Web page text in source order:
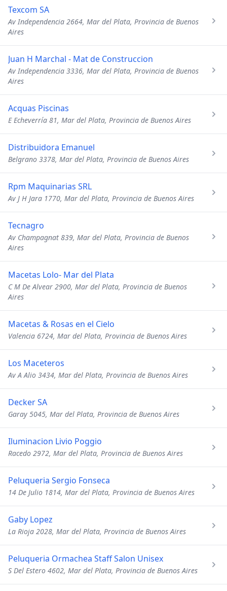
Texcom SA
Av Independencia 2664, Mar del Plata, Provincia de Buenos
Aires
Juan H Marchal - Mat de Construccion
Av Independencia 3336, Mar del Plata, Provincia de Buenos
Aires
Acquas Piscinas
E Echeverría 81, Mar del Plata, Provincia de Buenos Aires
Distribuidora Emanuel
Belgrano 3378, Mar del Plata, Provincia de Buenos Aires
Rpm Maquinarias SRL
Av J H Jara 1770, Mar del Plata, Provincia de Buenos Aires
Tecnagro
Av Champagnat 839, Mar del Plata, Provincia de Buenos
Aires
Macetas Lolo- Mar del Plata
C M De Alvear 2900, Mar del Plata, Provincia de Buenos
Aires
Macetas & Rosas en el Cielo
Valencia 6724, Mar del Plata, Provincia de Buenos Aires
Los Maceteros
Av A Alio 3434, Mar del Plata, Provincia de Buenos Aires
Decker SA
Garay 5045, Mar del Plata, Provincia de Buenos Aires
Iluminacion Livio Poggio
Racedo 2972, Mar del Plata, Provincia de Buenos Aires
Peluqueria Sergio Fonseca
14 De Julio 1814, Mar del Plata, Provincia de Buenos Aires
Gaby Lopez
La Rioja 2028, Mar del Plata, Provincia de Buenos Aires
Peluqueria Ormachea Staff Salon Unisex
S Del Estero 4602, Mar del Plata, Provincia de Buenos Aires